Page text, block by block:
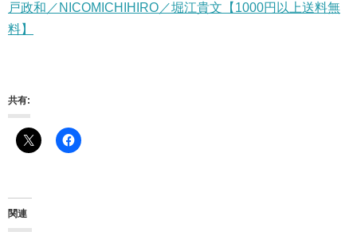
戸政和／NICOMICHIHIRO／堀江貴文【1000円以上送料無
料】
共有:
関連